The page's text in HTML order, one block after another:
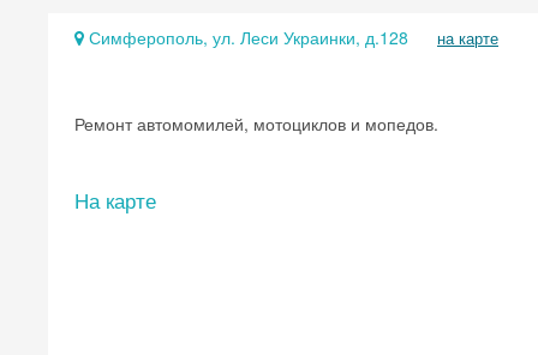
Симферополь, ул. Леси Украинки, д.128 на карте
Ремонт автомомилей, мотоциклов и мопедов.
На карте